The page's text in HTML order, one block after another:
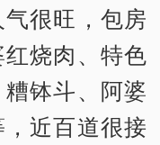
很旺，包房
烧肉、特色
钵斗、阿婆
近百道很接